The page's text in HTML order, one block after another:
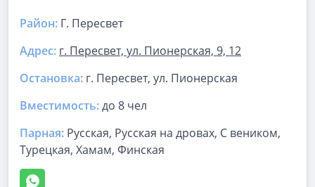
Район: Г. Пересвет
Адрес: г. Пересвет, ул. Пионерская, 9, 12
Остановка: г. Пересвет, ул. Пионерская
Вместимость:до 8 чел
Парная: Русская, Русская на дровах, С веником,
Турецкая, Хамам, Финская